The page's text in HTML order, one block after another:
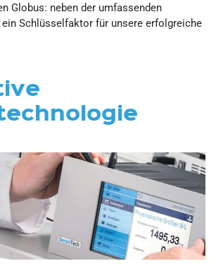
Globus: neben der umfassenden
ein Schlüsselfaktor für unsere erfolgreiche